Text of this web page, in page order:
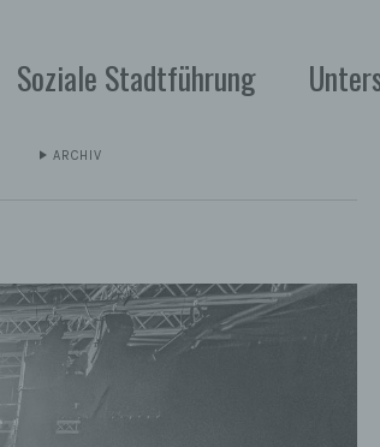
Soziale Stadtführung
ARCHIV